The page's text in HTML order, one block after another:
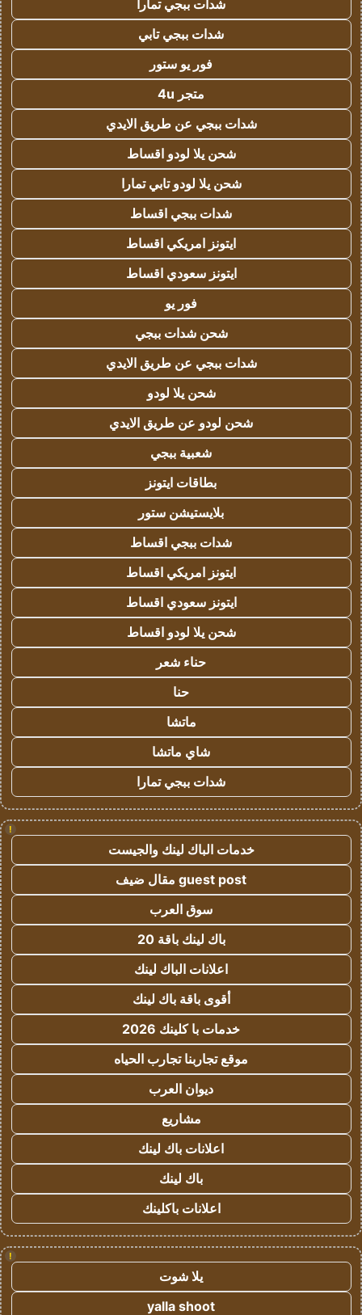
شدات ببجي تمارا
شدات ببجي تابي
فور يو ستور
متجر 4u
شدات ببجي عن طريق الايدي
شحن يلا لودو اقساط
شحن يلا لودو تابي تمارا
شدات ببجي اقساط
ايتونز امريكي اقساط
ايتونز سعودي اقساط
فور يو
شحن شدات ببجي
شدات ببجي عن طريق الايدي
شحن يلا لودو
شحن لودو عن طريق الايدي
شعبية ببجي
بطاقات ايتونز
بلايستيشن ستور
شدات ببجي اقساط
ايتونز امريكي اقساط
ايتونز سعودي اقساط
شحن يلا لودو اقساط
حناء شعر
حنا
ماتشا
شاي ماتشا
شدات ببجي تمارا
!
خدمات الباك لينك والجيست
guest post مقال ضيف
سوق العرب
باك لينك باقة 20
اعلانات الباك لينك
أقوى باقة باك لينك
خدمات با كلينك 2026
موقع تجاربنا تجارب الحياه
ديوان العرب
مشاريع
اعلانات باك لينك
باك لينك
اعلانات باكلينك
!
يلا شوت
yalla shoot